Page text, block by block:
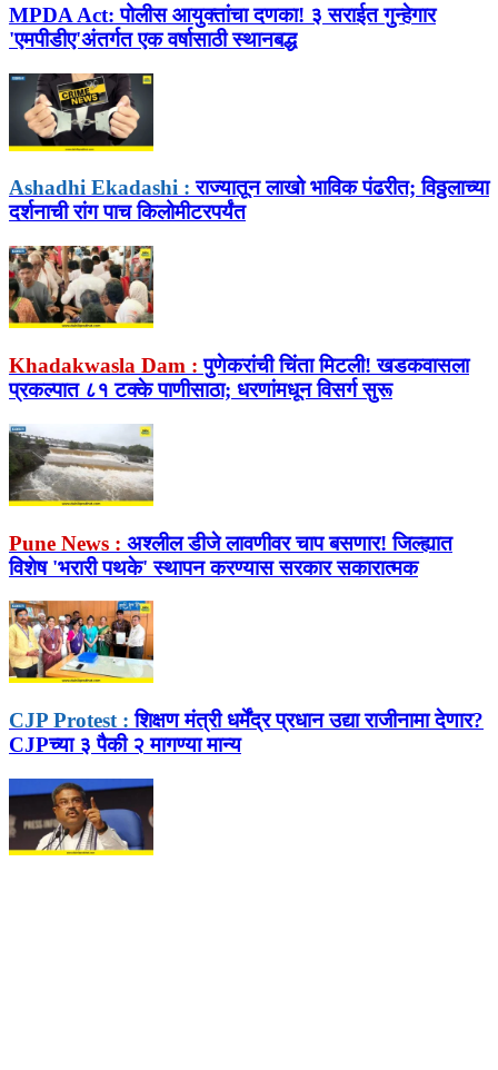
MPDA Act: पोलीस आयुक्तांचा दणका! ३ सराईत गुन्हेगार
'एमपीडीए'अंतर्गत एक वर्षासाठी स्थानबद्ध
Ashadhi Ekadashi : राज्यातून लाखो भाविक पंढरीत; विठ्ठलाच्या
दर्शनाची रांग पाच किलोमीटरपर्यंत
Khadakwasla Dam : पुणेकरांची चिंता मिटली! खडकवासला
प्रकल्पात ८१ टक्के पाणीसाठा; धरणांमधून विसर्ग सुरू
Pune News : अश्लील डीजे लावणीवर चाप बसणार! जिल्ह्यात
विशेष 'भरारी पथके' स्थापन करण्यास सरकार सकारात्मक
CJP Protest : शिक्षण मंत्री धर्मेंद्र प्रधान उद्या राजीनामा देणार?
CJPच्या ३ पैकी २ मागण्या मान्य